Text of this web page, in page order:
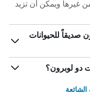
غيرها ويمكن أن تزيد
صديقاً للحيوانات
دو لوبرون؟